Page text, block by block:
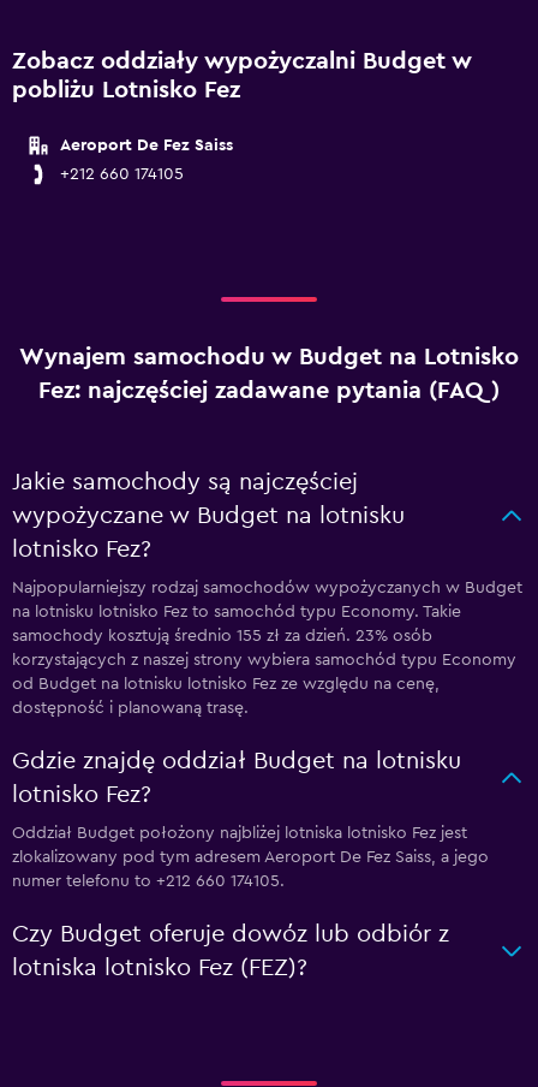
Zobacz oddziały wypożyczalni Budget w
pobliżu Lotnisko Fez
Aeroport De Fez Saiss
+212 660 174105
Wynajem samochodu w Budget na Lotnisko
Fez: najczęściej zadawane pytania (FAQ)
Jakie samochody są najczęściej
wypożyczane w Budget na lotnisku
lotnisko Fez?
Najpopularniejszy rodzaj samochodów wypożyczanych w Budget
na lotnisku lotnisko Fez to samochód typu Economy. Takie
samochody kosztują średnio 155 zł za dzień. 23% osób
korzystających z naszej strony wybiera samochód typu Economy
od Budget na lotnisku lotnisko Fez ze względu na cenę,
dostępność i planowaną trasę.
Gdzie znajdę oddział Budget na lotnisku
lotnisko Fez?
Oddział Budget położony najbliżej lotniska lotnisko Fez jest
zlokalizowany pod tym adresem Aeroport De Fez Saiss, a jego
numer telefonu to +212 660 174105.
Czy Budget oferuje dowóz lub odbiór z
lotniska lotnisko Fez (FEZ)?